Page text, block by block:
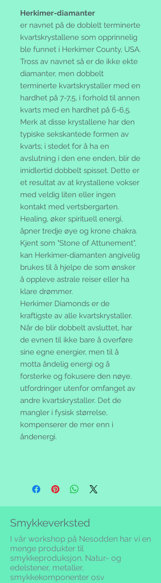
Herkimer-diamanter
er navnet på de doblelt terminerte
kvartskrystallene som opprinnelig
ble funnet i Herkimer County, USA.
Tross av navnet så er de ikke ekte
diamanter, men dobbelt
terminerte kvartskrystaller med en
hardhet på 7-7,5, i forhold til annen
kvarts med en hardhet på 6-6,5.
Merk at disse krystallene har den
typiske sekskantede formen av
kvarts; i stedet for å ha en
avslutning i den ene enden, blir de
imidlertid dobbelt spisset. Dette er
et resultat av at krystallene vokser
med veldig liten eller ingen
kontakt med vertsbergarten.
Healing, øker spirituell energi,
åpner tredje øye og krone chakra.
Kjent som "Stone of Attunement",
kan Herkimer-diamanten angivelig
brukes til å hjelpe de som ønsker
å oppleve astrale reiser eller ha
klare drømmer.
Herkimer Diamonds er de
kraftigste av alle kvartskrystaller.
Når de blir dobbelt avsluttet, har
de evnen til ikke bare å overføre
sine egne energier, men til å
motta åndelig energi og å
forsterke og fokusere den nøye.
utfordringer utenfor omfanget av
andre kvartskrystaller. Det de
mangler i fysisk størrelse,
kompenserer de mer enn i
åndenergi.
Smykkeverksted
I vår workshop på Nesodden har vi en
menge produkter til
smykkeproduksjon. Natur- og
edelstener, metaller,
smykkekomponenter osv